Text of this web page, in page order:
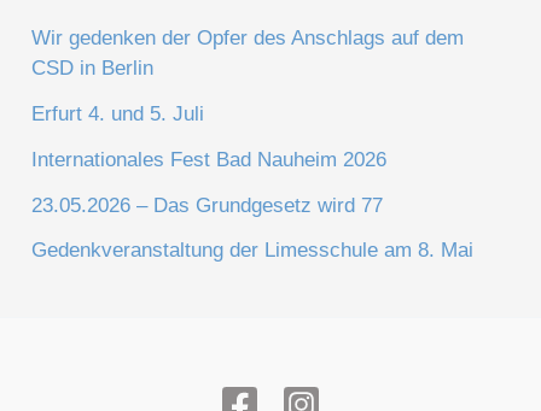
Wir gedenken der Opfer des Anschlags auf dem
CSD in Berlin
Erfurt 4. und 5. Juli
Internationales Fest Bad Nauheim 2026
23.05.2026 – Das Grundgesetz wird 77
Gedenkveranstaltung der Limesschule am 8. Mai